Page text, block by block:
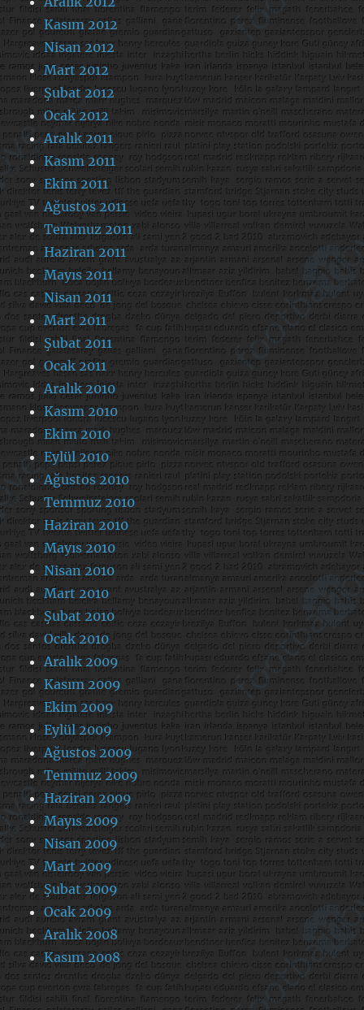
Kasım 2012
Nisan 2012
Mart 2012
Şubat 2012
Ocak 2012
Aralık 2011
Kasım 2011
Ekim 2011
Ağustos 2011
Temmuz 2011
Haziran 2011
Mayıs 2011
Nisan 2011
Mart 2011
Şubat 2011
Ocak 2011
Aralık 2010
Kasım 2010
Ekim 2010
Eylül 2010
Ağustos 2010
Temmuz 2010
Haziran 2010
Mayıs 2010
Nisan 2010
Mart 2010
Şubat 2010
Ocak 2010
Aralık 2009
Kasım 2009
Ekim 2009
Eylül 2009
Ağustos 2009
Temmuz 2009
Haziran 2009
Mayıs 2009
Nisan 2009
Mart 2009
Şubat 2009
Ocak 2009
Aralık 2008
Kasım 2008